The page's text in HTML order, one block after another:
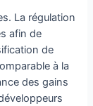
La régulation
afin de
de
à la
des gains